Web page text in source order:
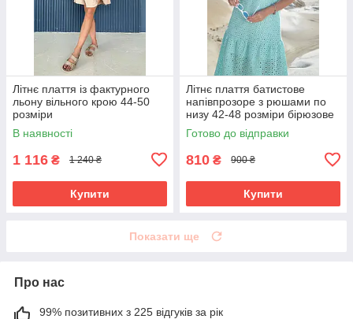
Літнє плаття із фактурного
льону вільного крою 44-50
розміри
В наявності
1 116 ₴ 1 240 ₴
Купити
Літнє плаття батистове
напівпрозоре з рюшами по
низу 42-48 розміри бірюзове
Готово до відправки
810 ₴ 900 ₴
Купити
Показати ще
Про нас
99% позитивних з 225 відгуків за рік